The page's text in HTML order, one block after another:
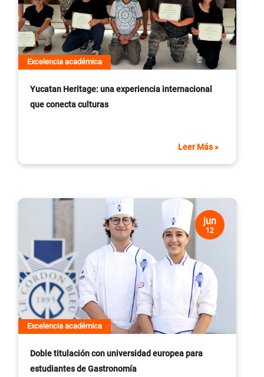
Excelencia académica
Yucatan Heritage: una experiencia internacional
que conecta culturas
Leer Más»
jun
12
Excelencia académica
Doble titulación con universidad europea para
estudiantes de Gastronomía